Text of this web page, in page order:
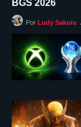
BGS 2026
Por Ludy Sakura